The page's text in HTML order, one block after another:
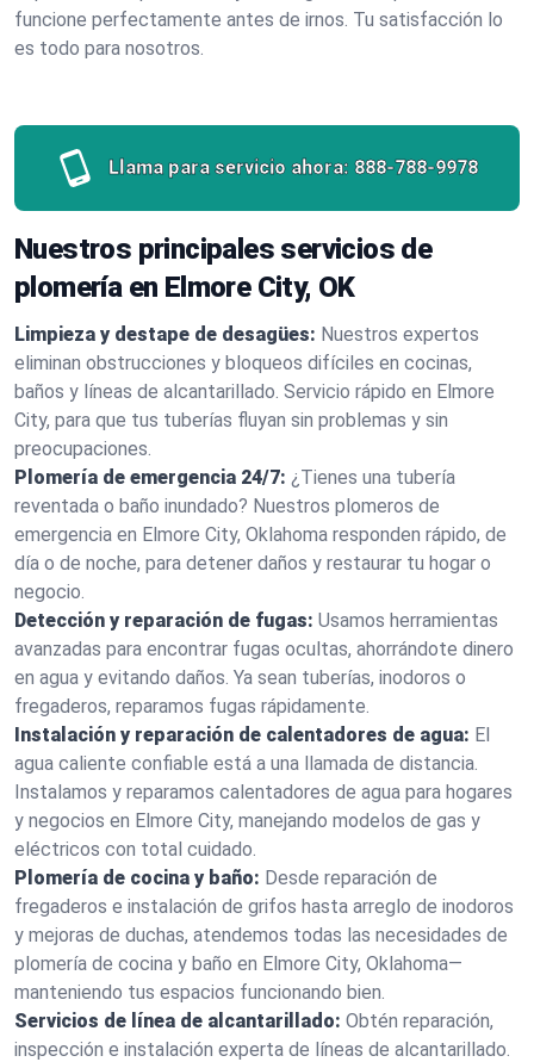
funcione perfectamente antes de irnos. Tu satisfacción lo
es todo para nosotros.
Llama para servicio ahora: 888-788-9978
Nuestros principales servicios de
plomería en Elmore City, OK
Limpieza y destape de desagües: Nuestros expertos
eliminan obstrucciones y bloqueos difíciles en cocinas,
baños y líneas de alcantarillado. Servicio rápido en Elmore
City, para que tus tuberías fluyan sin problemas y sin
preocupaciones.
Plomería de emergencia 24/7: ¿Tienes una tubería
reventada o baño inundado? Nuestros plomeros de
emergencia en Elmore City, Oklahoma responden rápido, de
día o de noche, para detener daños y restaurar tu hogar o
negocio.
Detección y reparación de fugas: Usamos herramientas
avanzadas para encontrar fugas ocultas, ahorrándote dinero
en agua y evitando daños. Ya sean tuberías, inodoros o
fregaderos, reparamos fugas rápidamente.
Instalación y reparación de calentadores de agua: El
agua caliente confiable está a una llamada de distancia.
Instalamos y reparamos calentadores de agua para hogares
y negocios en Elmore City, manejando modelos de gas y
eléctricos con total cuidado.
Plomería de cocina y baño: Desde reparación de
fregaderos e instalación de grifos hasta arreglo de inodoros
y mejoras de duchas, atendemos todas las necesidades de
plomería de cocina y baño en Elmore City, Oklahoma—
manteniendo tus espacios funcionando bien.
Servicios de línea de alcantarillado: Obtén reparación,
inspección e instalación experta de líneas de alcantarillado.